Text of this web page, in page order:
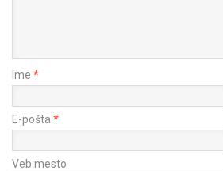
Ime *
E-pošta *
Veb mesto